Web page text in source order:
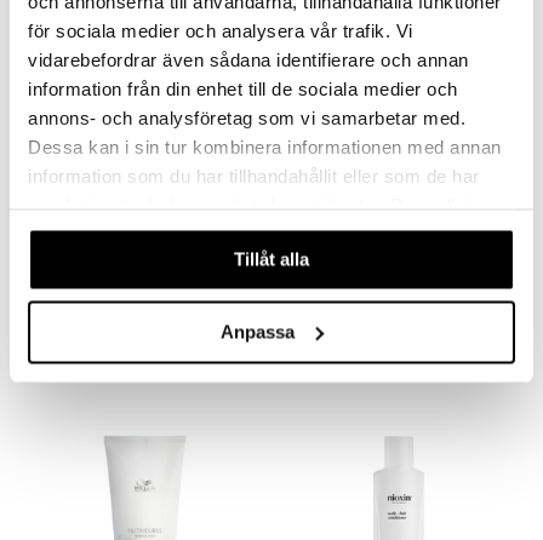
för sociala medier och analysera vår trafik. Vi
vidarebefordrar även sådana identifierare och annan
information från din enhet till de sociala medier och
annons- och analysföretag som vi samarbetar med.
Dessa kan i sin tur kombinera informationen med annan
information som du har tillhandahållit eller som de har
våra cookies vid fortsatt användande av vår webbplats.
Tillåt alla
Anpassa
WELLA PROFESSIONALS
-25%
WELLA PROFESSIONALS
11,95